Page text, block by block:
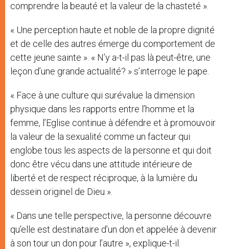
comprendre la beauté et la valeur de la chasteté ».
« Une perception haute et noble de la propre dignité
et de celle des autres émerge du comportement de
cette jeune sainte ». « N’y a-t-il pas là peut-être, une
leçon d’une grande actualité? » s’interroge le pape.
« Face à une culture qui surévalue la dimension
physique dans les rapports entre l’homme et la
femme, l’Eglise continue à défendre et à promouvoir
la valeur de la sexualité comme un facteur qui
englobe tous les aspects de la personne et qui doit
donc être vécu dans une attitude intérieure de
liberté et de respect réciproque, à la lumière du
dessein originel de Dieu ».
« Dans une telle perspective, la personne découvre
qu’elle est destinataire d’un don et appelée à devenir
à son tour un don pour l’autre », explique-t-il.